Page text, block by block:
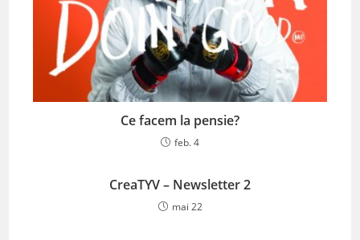
Ce facem la pensie?
feb. 4
CreaTYV – Newsletter 2
mai 22